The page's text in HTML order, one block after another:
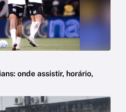
onde assistir, horário,